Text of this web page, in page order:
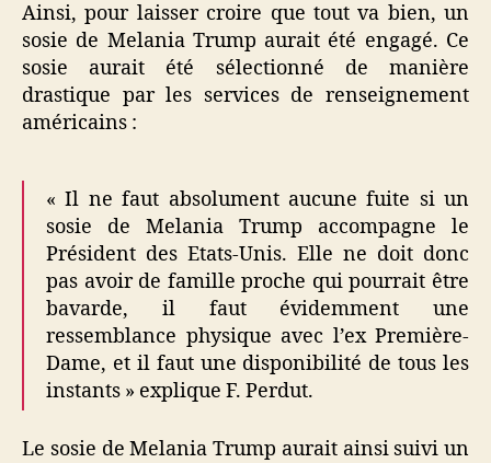
Ainsi, pour laisser croire que tout va bien, un
sosie de Melania Trump aurait été engagé. Ce
sosie aurait été sélectionné de manière
drastique par les services de renseignement
américains :
« Il ne faut absolument aucune fuite si un
sosie de Melania Trump accompagne le
Président des Etats-Unis. Elle ne doit donc
pas avoir de famille proche qui pourrait être
bavarde, il faut évidemment une
ressemblance physique avec l’ex Première-
Dame, et il faut une disponibilité de tous les
instants » explique F. Perdut.
Le sosie de Melania Trump aurait ainsi suivi un